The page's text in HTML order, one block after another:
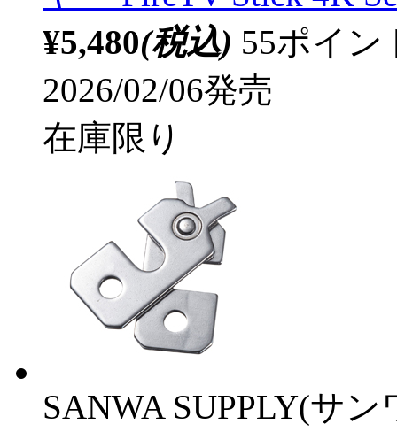
¥5,480(税込) 55ポイ
2026/02/06発売
在庫限り
SANWA SUPPLY(サ